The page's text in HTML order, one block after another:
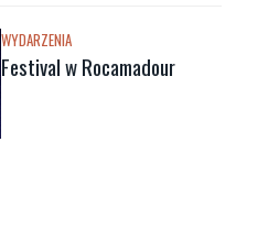
WYDARZENIA
Festival w Rocamadour